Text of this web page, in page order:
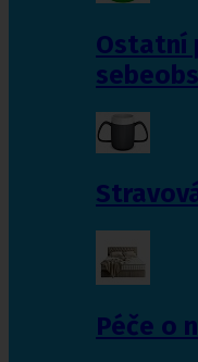
Ostatní
Péče o